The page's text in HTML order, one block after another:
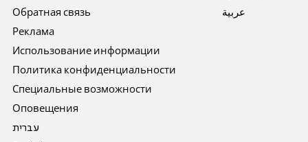
Обратная связь
Реклама
Использование информации
Политика конфиденциальности
Специальные возможности
Оповещения
עברית
عربية